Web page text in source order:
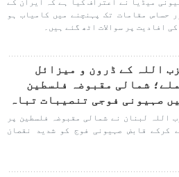
میڈیا نے اعتراف کیا ہے کہ ایران کے
حساس مقامات تک پہنچنے میں کامیاب ہو
افادیت پر سوالات اٹھ گئے ہیں۔
اللہ کے ڈرون و میزائل
شمالی مقبوضہ فلسطین
صہیونی فوجی تنصیبات تباہ
اللہ لبنان نے شمالی مقبوضہ فلسطین پر
کرکے قابض صہیونی فوج کو شدید نقصان